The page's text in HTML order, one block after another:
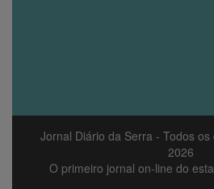
Jornal Diário da Serra - Todos
2026
O primeiro jornal on-line do